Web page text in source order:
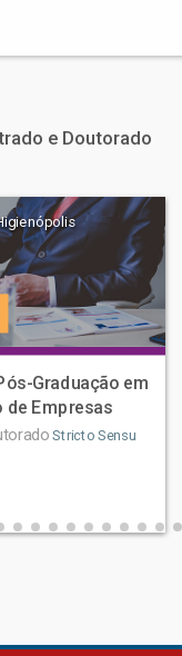
e Doutorado
Graduação em
Empresas
Stricto Sensu